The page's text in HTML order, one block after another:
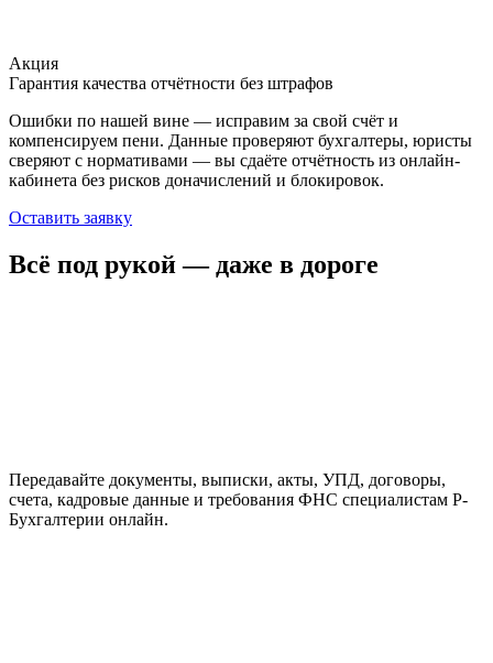
Акция
Гарантия качества отчётности без штрафов
Ошибки по нашей вине — исправим за свой счёт и
компенсируем пени. Данные проверяют бухгалтеры, юристы
сверяют с нормативами — вы сдаёте отчётность из онлайн-
кабинета без рисков доначислений и блокировок.
Оставить заявку
Всё под рукой — даже в дороге
Передавайте документы, выписки, акты, УПД, договоры,
счета, кадровые данные и требования ФНС специалистам Р-
Бухгалтерии онлайн.